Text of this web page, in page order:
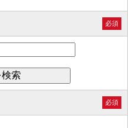
必須
必須